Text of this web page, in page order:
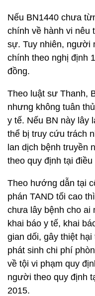
Nếu BN1440 chưa
chính về hành vi nêu
sự. Tuy nhiên, người
chính theo nghị định
đồng.
Theo luật sư Thanh,
nhưng không tuân
y tế. Nếu BN này lây
thể bị truy cứu trách
lan dịch bệnh truyền
theo quy định tại
Theo hướng dẫn tại
phán TAND tối cao
chưa lây bệnh cho ai
khai báo y tế, khai
gian dối, gây thiệt
phát sinh chi phí
về tội vi phạm quy
người theo quy định
2015.